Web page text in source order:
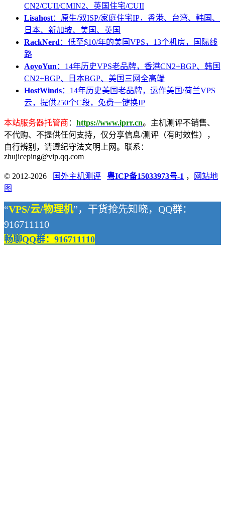
CN2/CUII/CMIN2、英国住宅/CUII
Lisahost：原生/双ISP/家庭住宅IP，香港、台湾、韩国、
日本、新加坡、美国、英国
RackNerd ：低至$10/年的美国VPS，13个机房，国际线
路
AoyoYun ：14年历史VPS老品牌，香港CN2+BGP、韩国
CN2+BGP、日本BGP、美国三网全高端
HostWinds：14年历史美国老品牌，运作美国/荷兰VPS
云，提供250个C段，免费一键换IP
本站服务器托管商 ： https://www.iprr.cn。主机测评不销售、
不代购、不提供任何支持，仅分享信息/测评（有时效性），
自行辨别，请遵纪守法文明上网。联系：
zhujiceping@vip.qq.com
© 2012-2026 国外主机测评 粤ICP备15033973号-1 ，
网站地
图
“VPS/云/物理机”，干货抢先知晓，QQ群：
916711110
畅聊QQ群：916711110